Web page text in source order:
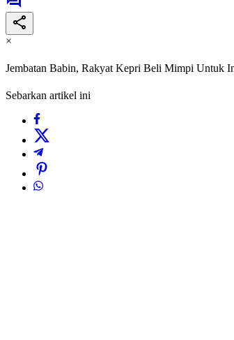
×
Jembatan Babin, Rakyat Kepri Beli Mimpi Untuk
Sebarkan artikel ini